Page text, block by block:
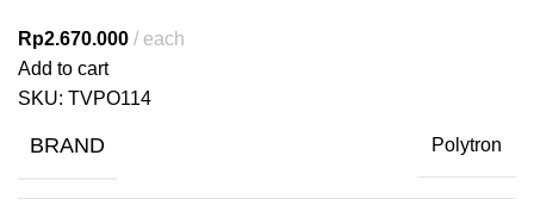
Rp2.670.000
each
Add to cart
SKU: TVPO114
BRAND Polytron